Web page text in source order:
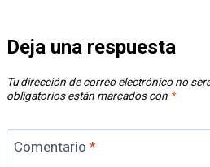
Deja una respuesta
Tu dirección de correo electrónico no
obligatorios están marcados con *
Comentario *